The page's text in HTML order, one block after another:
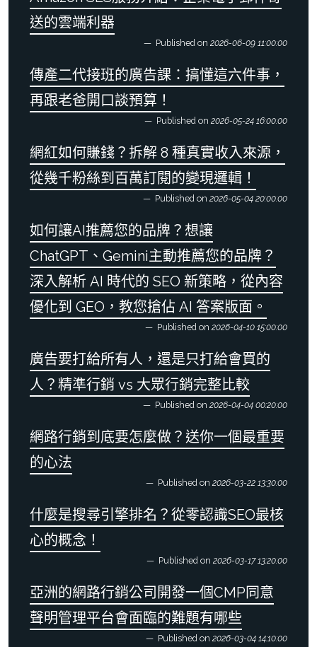
送的雲端利器
Published on 2026-06-09 11:00:00
傳產二代接班的廣告課：搞懂這六件事，
再跟老爸開口談預算！
Published on 2026-05-24 16:00:00
網紅如何賺錢？拆解 8 種真實收入來源，
從幾千粉絲到百萬訂閱的變現邏輯！
Published on 2026-05-04 20:00:00
如何讓AI推薦您的品牌？想讓
ChatGPT、Gemini主動推薦您的品牌？
深入解析 AI 時代的 SEO 新策略，從內容
優化到 GEO，教您搶佔 AI 答案版面。
Published on 2026-04-10 15:00:00
廣告要打給所有人，還是只打給會買的
人？精準行銷 vs 大眾行銷完整比較
Published on 2026-04-04 00:20:00
網路行銷到底要怎麼做？送你一個最重要
的心法
Published on 2026-03-22 13:30:00
什麼是搜尋引擎排名？從零認識SEO最核
心的概念！
Published on 2026-03-17 13:20:00
亞洲的網路行銷公司開發一個CMP同意
聲明管理平台會面臨的難題有哪些
Published on 2026-03-04 14:10:00